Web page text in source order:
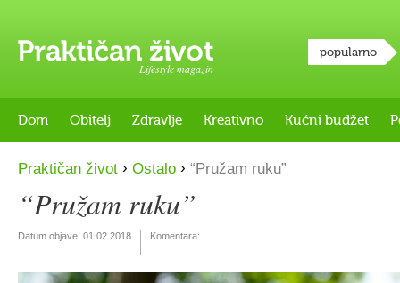
Lifestyle magazin
popularno
Dom Obitelj Zdravlje Kreativno Kućni budžet
Praktičan život › Ostalo › “Pružam ruku”
“Pružam ruku”
Datum objave: 01.02.2018 Komentara: